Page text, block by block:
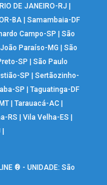
RIO DE JANEIRO-RJ
BA| Samambaia-DF
Campo-SP |São
Paraíso-MG |São
SP |São Paulo
SP |Sertãozinho-
SP |Taguatinga-DF
| Tarauacá-AC|
RS |Vila Velha-ES
® - UNIDADE: São